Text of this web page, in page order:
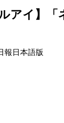
アイ】
報日本語版